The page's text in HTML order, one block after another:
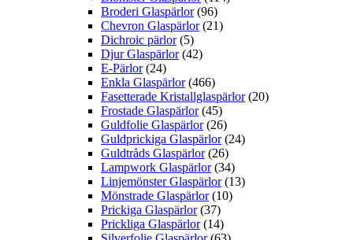
Broderi Glaspärlor (96)
Chevron Glaspärlor (21)
Dichroic pärlor (5)
Djur Glaspärlor (42)
E-Pärlor (24)
Enkla Glaspärlor (466)
Fasetterade Kristallglaspärlor (20)
Frostade Glaspärlor (45)
Guldfolie Glaspärlor (26)
Guldprickiga Glaspärlor (24)
Guldtråds Glaspärlor (26)
Lampwork Glaspärlor (34)
Linjemönster Glaspärlor (13)
Mönstrade Glaspärlor (10)
Prickiga Glaspärlor (37)
Prickliga Glaspärlor (14)